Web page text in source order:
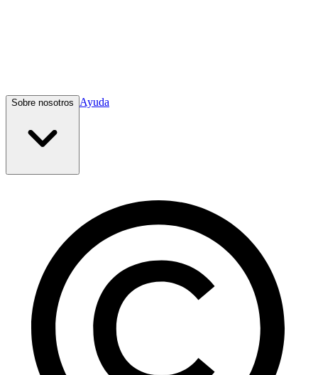
Sobre nosotros Ayuda